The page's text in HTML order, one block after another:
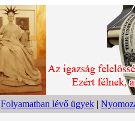
Folyamatban lévő ügyek |